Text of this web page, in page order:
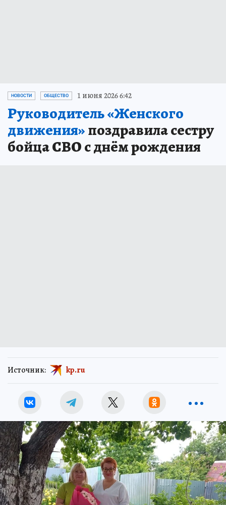
НОВОСТИ ОБЩЕСТВО 1 июня 2026 6:42
Руководитель «Женского
движения»поздравила сестру
бойца СВО с днём рождения
Источник: kp.ru